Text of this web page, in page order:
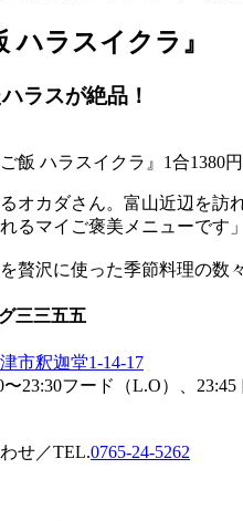
ハラスイクラ』
ラスが絶品！
飯 ハラスイクラ』1合1380
オカダさん。富山近辺を訪
るマイご褒美メニューです」
贅沢に使った季節料理の数
三三五五
市釈迦堂1-14-17
23:30フード（L.O）、23:45
せ／TEL.0765-24-5262